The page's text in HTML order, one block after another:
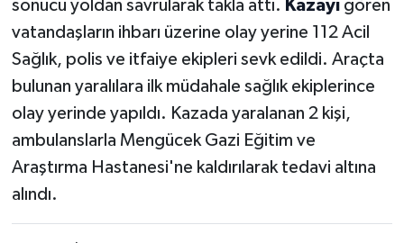
sonucu yoldan savrularak takla attı. Kazayı gören
vatandaşların ihbarı üzerine olay yerine 112 Acil
Sağlık, polis ve itfaiye ekipleri sevk edildi. Araçta
bulunan yaralılara ilk müdahale sağlık ekiplerince
olay yerinde yapıldı. Kazada yaralanan 2 kişi,
ambulanslarla Mengücek Gazi Eğitim ve
Araştırma Hastanesi'ne kaldırılarak tedavi altına
alındı.